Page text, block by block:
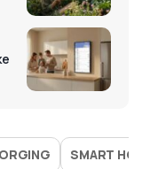
SMART